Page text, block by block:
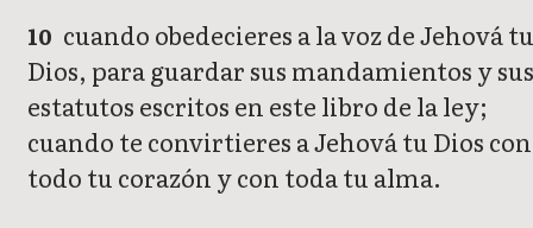
10 cuando obedecieres a la voz de Jehová
Dios, para guardar sus mandamientos y sus
estatutos escritos en este libro de la ley;
cuando te convirtieres a Jehová tu Dios con
todo tu corazón y con toda tu alma.